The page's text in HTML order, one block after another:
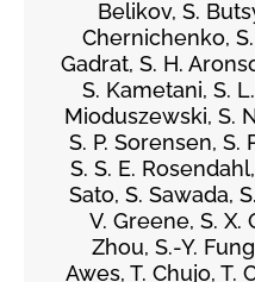
Belikov, S.
Chernichenko, S.
Gadrat, S. H.
S. Kametani, S.
Mioduszewski, S.
S. P. Sorensen, S.
S. S. E.
Sato, S. Sawada,
V. Greene, S. X.
Zhou, S.-Y.
Awes, T. Chujo, T.